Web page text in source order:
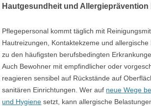
Hautgesundheit und Allergieprävention
Pflegepersonal kommt täglich mit
Hautreizungen, Kontaktekzeme und allergische
zu den häufigsten berufsbedingten
Auch Bewohner mit empfindlicher oder
reagieren sensibel auf Rückstände auf
sanitären Einrichtungen. Wer auf neue Wege
und Hygiene setzt, kann allergische